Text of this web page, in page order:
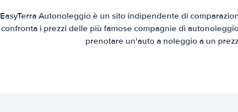
EasyTerra Autonoleggio è un sito indipendente di
confronta i prezzi delle più famose compagnie di
prenotare un'auto a noleggio a un